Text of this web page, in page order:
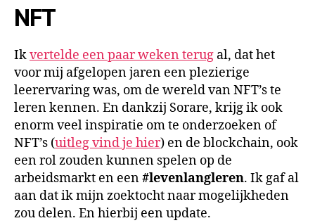
NFT
Ikvertelde een paar weken terug al, dat het
voor mij afgelopen jaren een plezierige
leerervaring was, om de wereld van NFT’s te
leren kennen. En dankzij Sorare, krijg ik ook
enorm veel inspiratie om te onderzoeken of
NFT’s (uitleg vind je hier) en de blockchain, ook
een rol zouden kunnen spelen op de
arbeidsmarkt en een#levenlangleren. Ik gaf al
aan dat ik mijn zoektocht naar mogelijkheden
zou delen. En hierbij een update.